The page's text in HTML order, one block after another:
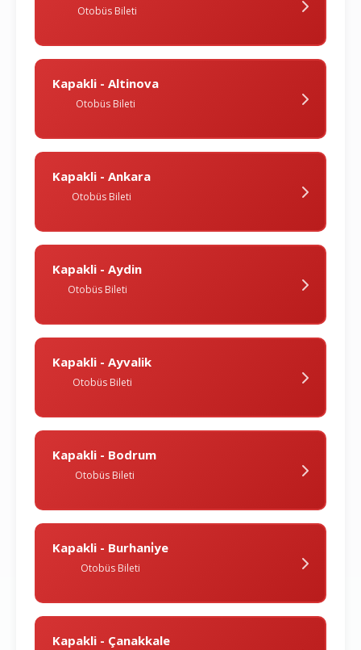
Otobüs Bileti
Kapakli - Altinova
Otobüs Bileti
Kapakli - Ankara
Otobüs Bileti
Kapakli - Aydin
Otobüs Bileti
Kapakli - Ayvalik
Otobüs Bileti
Kapakli - Bodrum
Otobüs Bileti
Kapakli - Burhani̇ye
Otobüs Bileti
Kapakli - Çanakkale